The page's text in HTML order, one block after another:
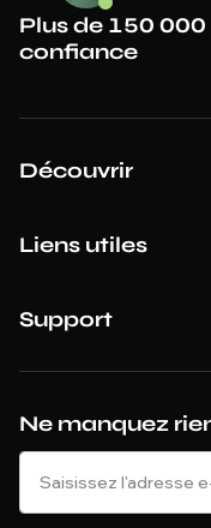
Ne manquez
Plus de 150
confiance
Découvrir
Liens utiles
Support